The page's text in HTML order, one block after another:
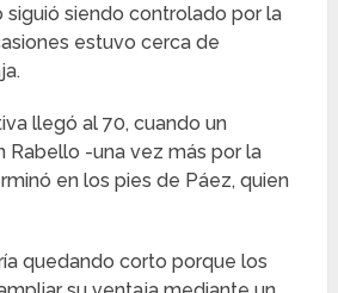
siguió siendo controlado por la
estuvo cerca de
llegó al 70, cuando un
Rabello -una vez más por la
en los pies de Páez, quien
quedando corto porque los